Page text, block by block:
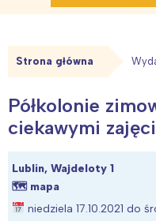
Strona główna
Półkolonie
ciekawymi
Lublin, Wajdeloty 1
🗺 mapa
niedziela 17.10.2021 do